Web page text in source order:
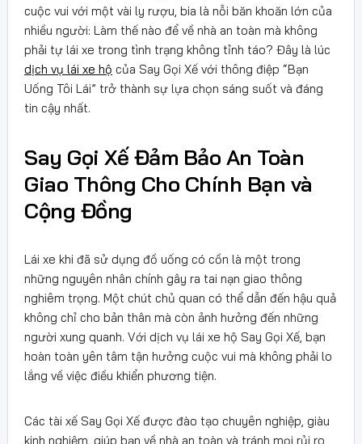
cuộc vui với một vài ly rượu, bia là nỗi băn khoăn lớn của
nhiều người: Làm thế nào để về nhà an toàn mà không
phải tự lái xe trong tình trạng không tỉnh táo? Đây là lúc
dịch vụ lái xe hộ của Say Gọi Xế với thông điệp “Bạn
Uống Tôi Lái” trở thành sự lựa chọn sáng suốt và đáng
tin cậy nhất.
Say Gọi Xế Đảm Bảo An Toàn
Giao Thông Cho Chính Bạn và
Cộng Đồng
Lái xe khi đã sử dụng đồ uống có cồn là một trong
những nguyên nhân chính gây ra tai nạn giao thông
nghiêm trọng. Một chút chủ quan có thể dẫn đến hậu quả
không chỉ cho bản thân mà còn ảnh hưởng đến những
người xung quanh. Với dịch vụ lái xe hộ Say Gọi Xế, bạn
hoàn toàn yên tâm tận hưởng cuộc vui mà không phải lo
lắng về việc điều khiển phương tiện.
Các tài xế Say Gọi Xế được đào tạo chuyên nghiệp, giàu
kinh nghiệm, giúp bạn về nhà an toàn và tránh mọi rủi ro